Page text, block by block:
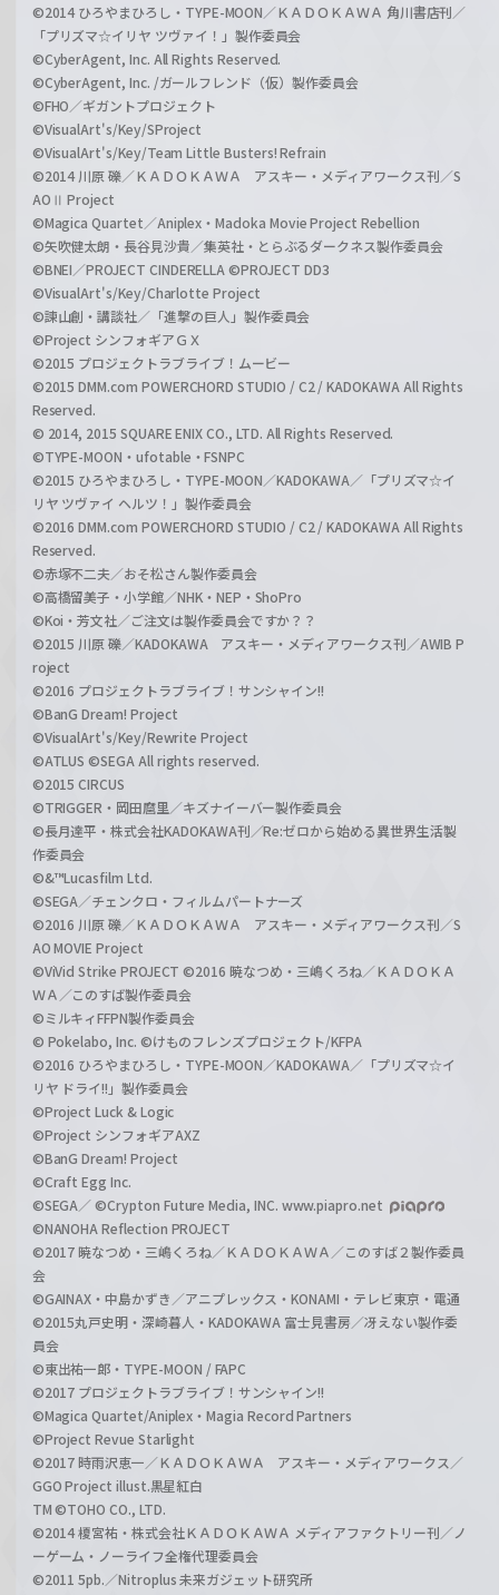
©2014 ひろやまひろし・TYPE-MOON／ＫＡＤＯＫＡＷＡ 角川書店刊／
「プリズマ☆イリヤ ツヴァイ！」製作委員会
©CyberAgent, Inc. All Rights Reserved.
©CyberAgent, Inc. /ガールフレンド（仮）製作委員会
©FHO／ギガントプロジェクト
©VisualArt's/Key/SProject
©VisualArt's/Key/Team Little Busters! Refrain
©2014 川原 礫／ＫＡＤＯＫＡＷＡ アスキー・メディアワークス刊／S
AOⅡ Project
©Magica Quartet／Aniplex・Madoka Movie Project Rebellion
©矢吹健太朗・長谷見沙貴／集英社・とらぶるダークネス製作委員会
©BNEI／PROJECT CINDERELLA ©PROJECT DD3
©VisualArt's/Key/Charlotte Project
©諫山創・講談社／「進撃の巨人」製作委員会
©Project シンフォギアＧＸ
©2015 プロジェクトラブライブ！ムービー
©2015 DMM.com POWERCHORD STUDIO / C2 / KADOKAWA All Rights
Reserved.
© 2014, 2015 SQUARE ENIX CO., LTD. All Rights Reserved.
©TYPE-MOON・ufotable・FSNPC
©2015 ひろやまひろし・TYPE-MOON／KADOKAWA／「プリズマ☆イ
リヤ ツヴァイ ヘルツ！」製作委員会
©2016 DMM.com POWERCHORD STUDIO / C2 / KADOKAWA All Rights
Reserved.
©赤塚不二夫／おそ松さん製作委員会
©高橋留美子・小学館／NHK・NEP・ShoPro
©Koi・芳文社／ご注文は製作委員会ですか？？
©2015 川原 礫／KADOKAWA アスキー・メディアワークス刊／AWIB P
roject
©2016 プロジェクトラブライブ！サンシャイン!!
©BanG Dream! Project
©VisualArt's/Key/Rewrite Project
©ATLUS ©SEGA All rights reserved.
©2015 CIRCUS
©TRIGGER・岡田麿里／キズナイーバー製作委員会
©長月達平・株式会社KADOKAWA刊／Re:ゼロから始める異世界生活製
作委員会
©&™Lucasfilm Ltd.
©SEGA／チェンクロ・フィルムパートナーズ
©2016 川原 礫／ＫＡＤＯＫＡＷＡ アスキー・メディアワークス刊／S
AO MOVIE Project
©ViVid Strike PROJECT ©2016 暁なつめ・三嶋くろね／ＫＡＤＯＫＡ
ＷＡ／このすば製作委員会
©ミルキィFFPN製作委員会
© Pokelabo, Inc. ©けものフレンズプロジェクト/KFPA
©2016 ひろやまひろし・TYPE-MOON／KADOKAWA／「プリズマ☆イ
リヤ ドライ!!」製作委員会
©Project Luck & Logic
©Project シンフォギアAXZ
©BanG Dream! Project
©Craft Egg Inc.
©SEGA／ ©Crypton Future Media, INC. www.piapro.net
©NANOHA Reflection PROJECT
©2017 暁なつめ・三嶋くろね／ＫＡＤＯＫＡＷＡ／このすば２製作委員
会
©GAINAX・中島かずき／アニプレックス・KONAMI・テレビ東京・電通
©2015丸戸史明・深崎暮人・KADOKAWA 富士見書房／冴えない製作委
員会
©東出祐一郎・TYPE-MOON / FAPC
©2017 プロジェクトラブライブ！サンシャイン!!
©Magica Quartet/Aniplex・Magia Record Partners
©Project Revue Starlight
©2017 時雨沢恵一／ＫＡＤＯＫＡＷＡ アスキー・メディアワークス／
GGO Project illust.黒星紅白
TM ©TOHO CO., LTD.
©2014 榎宮祐・株式会社ＫＡＤＯＫＡＷＡ メディアファクトリー刊／ノ
ーゲーム・ノーライフ全権代理委員会
©2011 5pb.／Nitroplus 未来ガジェット研究所